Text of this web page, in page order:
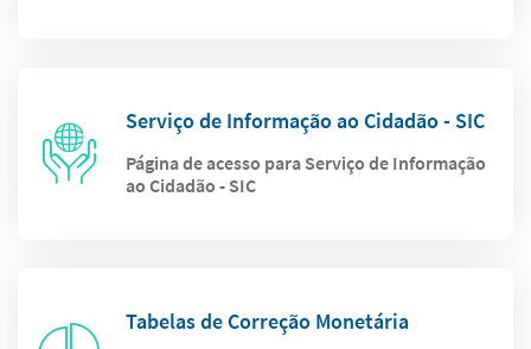
Serviço de Informação ao Cidadão - SIC
Página de acesso para Serviço de Informação
ao Cidadão - SIC
Tabelas de Correção Monetária